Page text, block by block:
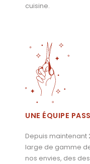
cuisine.
UNE ÉQUIPE
Depuis maintenant
large de gamme
nos envies, des